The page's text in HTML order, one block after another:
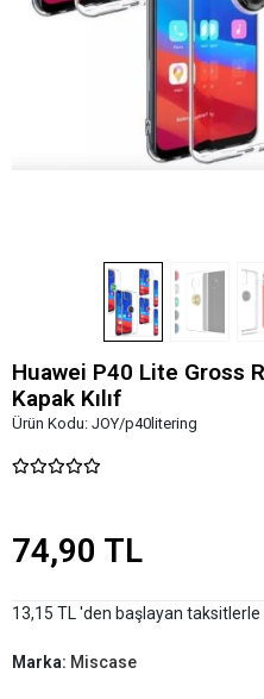
Huawei P40 Lite Gross
Kapak Kılıf
Ürün Kodu: JOY/p40litering
74,90 TL
13,15 TL 'den başlayan taksitlerle
Marka: Miscase